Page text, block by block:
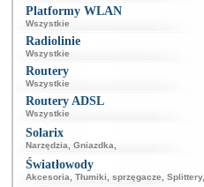
Platformy WLAN
Wszystkie
Radiolinie
Wszystkie
Routery
Wszystkie
Routery ADSL
Wszystkie
Solarix
Narzędzia Gniazdka
Światłowody
Akcesoria Tłumiki, sprzęgacze Splittery,